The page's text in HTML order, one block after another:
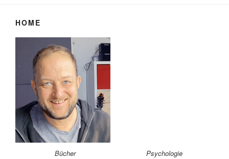
HOME
Bücher Psychologie